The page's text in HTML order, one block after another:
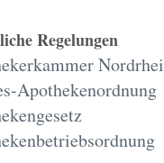
Regelungen
Apothekenordnung